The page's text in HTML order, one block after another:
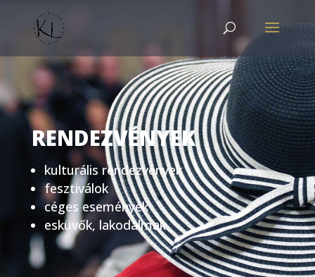
RENDEZVÉNYEK
kulturális rendezvények
fesztiválok
céges események
esküvők, lakodalmak